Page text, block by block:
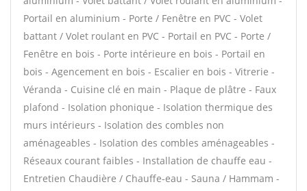
Portail en aluminium - Porte / Fenêtre en PVC - Volet
battant / Volet roulant en PVC - Portail en PVC - Porte /
Fenêtre en bois - Porte intérieure en bois - Portail en
bois - Agencement en bois - Escalier en bois - Vitrerie -
Véranda - Cuisine clé en main - Plaque de plâtre - Faux
plafond - Isolation phonique - Isolation thermique des
murs intérieurs - Isolation des combles non
aménageables - Isolation des combles aménageables -
Réseaux courant faibles - Installation de chauffe eau -
Entretien Chaudière / Chauffe-eau - Sauna / Hammam -